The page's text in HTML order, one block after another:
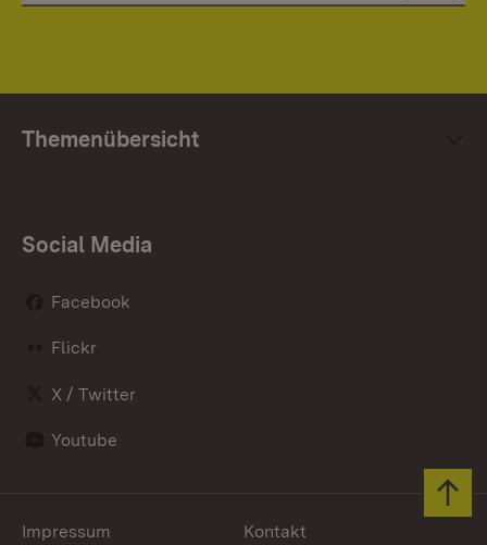
Themenübersicht
Social Media
Facebook
Flickr
X / Twitter
Youtube
Impressum Kontakt